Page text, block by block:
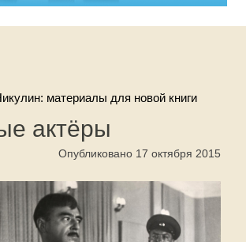
материалы для новой книги
актёры
Опубликовано 17 октября 2015